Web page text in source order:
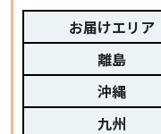
お届けエリア
離島
沖縄
九州